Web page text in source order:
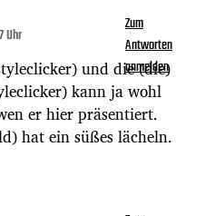
Uhr
und die (die)
kann ja wohl
er hier präsentiert.
hat ein süßes lächeln.
Zum
Antworten
anmelden